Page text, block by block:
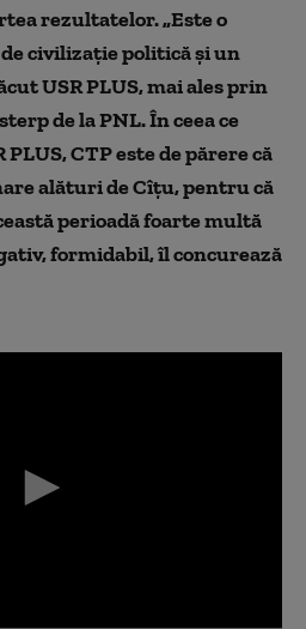
rezultatelor. „Este o
civilizație politică și un
USR PLUS, mai ales prin
de la PNL. În ceea ce
CTP este de părere că
alături de Cîțu, pentru că
perioadă foarte multă
formidabil, îl concurează